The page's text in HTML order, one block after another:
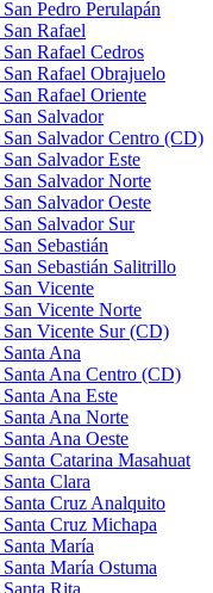
Pedro Perulapán
Rafael
Rafael Cedros
Rafael Obrajuelo
Rafael Oriente
Salvador
Salvador Centro (CD)
Salvador Este
Salvador Norte
Salvador Oeste
Salvador Sur
Sebastián
Sebastián Salitrillo
Vicente
Vicente Norte
Vicente Sur (CD)
Ana
Ana Centro (CD)
Ana Este
Ana Norte
Ana Oeste
Catarina Masahuat
Clara
Cruz Analquito
Cruz Michapa
María
María Ostuma
Rita